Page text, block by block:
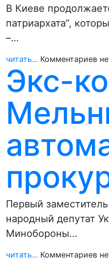
В Киеве
патриархата”,
–…
читать... Комментариев
Экс-
Первый
народный депутат
Минобороны…
читать... Комментариев